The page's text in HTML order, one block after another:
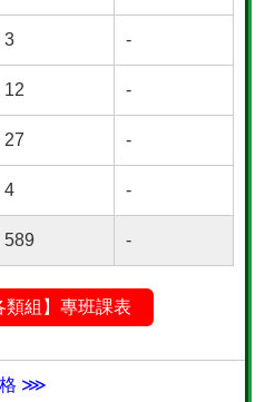
3 -
12 -
27 -
4 -
589 -
類組】專班課表
格 ⋙